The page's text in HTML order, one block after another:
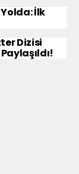
İlk
Dizisi